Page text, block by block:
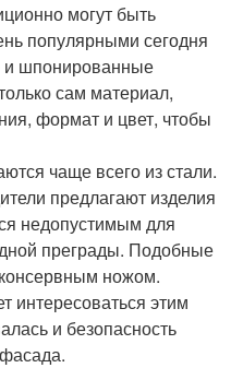
могут быть
популярными сегодня
шпонированные
сам материал,
формат и цвет, чтобы
чаще всего из стали.
предлагают изделия
недопустимым для
преграды. Подобные
ножом.
интересоваться этим
и безопасность